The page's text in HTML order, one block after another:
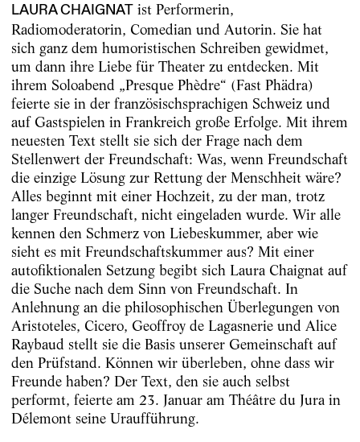
LAURA CHAIGNATist Performerin,
Radiomoderatorin, Comedian und Autorin. Sie hat
sich ganz dem humoristischen Schreiben gewidmet,
um dann ihre Liebe für Theater zu entdecken. Mit
ihrem Soloabend „Presque Phèdre“ (Fast Phädra)
feierte sie in der französischsprachigen Schweiz und
auf Gastspielen in Frankreich große Erfolge. Mit ihrem
neuesten Text stellt sie sich der Frage nach dem
Stellenwert der Freundschaft: Was, wenn Freundschaft
die einzige Lösung zur Rettung der Menschheit wäre?
Alles beginnt mit einer Hochzeit, zu der man, trotz
langer Freundschaft, nicht eingeladen wurde. Wir alle
kennen den Schmerz von Liebeskummer, aber wie
sieht es mit Freundschaftskummer aus? Mit einer
autofiktionalen Setzung begibt sich Laura Chaignat auf
die Suche nach dem Sinn von Freundschaft. In
Anlehnung an die philosophischen Überlegungen von
Aristoteles, Cicero, Geoffroy de Lagasnerie und Alice
Raybaud stellt sie die Basis unserer Gemeinschaft auf
den Prüfstand. Können wir überleben, ohne dass wir
Freunde haben? Der Text, den sie auch selbst
performt, feierte am 23. Januar am Théâtre du Jura in
Délemont seine Uraufführung.